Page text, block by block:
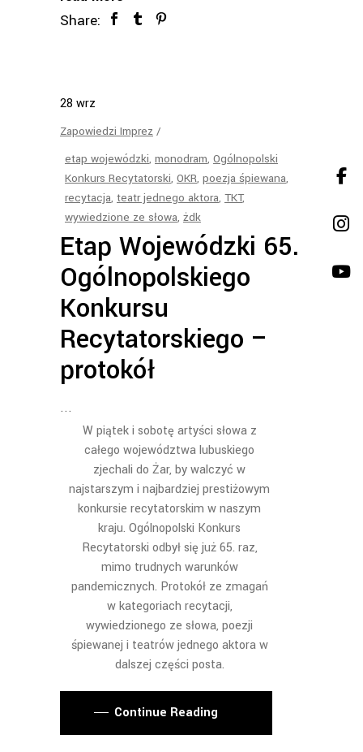
Share:
28 wrz
Zapowiedzi Imprez
etap wojewódzki, monodram, Ogólnopolski
Konkurs Recytatorski, OKR, poezja śpiewana,
recytacja, teatr jednego aktora, TKT,
wywiedzione ze słowa, żdk
Etap Wojewódzki 65.
Ogólnopolskiego
Konkursu
Recytatorskiego –
protokół
W piątek i sobotę artyści słowa z
całego województwa lubuskiego
zjechali do Żar, by walczyć w
najstarszym i najbardziej prestiżowym
konkursie recytatorskim w naszym
kraju. Ogólnopolski Konkurs
Recytatorski odbył się już 65. raz,
mimo trudnych warunków
pandemicznych. Protokół ze zmagań
w kategoriach recytacji,
wywiedzionego ze słowa, poezji
śpiewanej i teatrów jednego aktora w
dalszej części posta.
Continue Reading